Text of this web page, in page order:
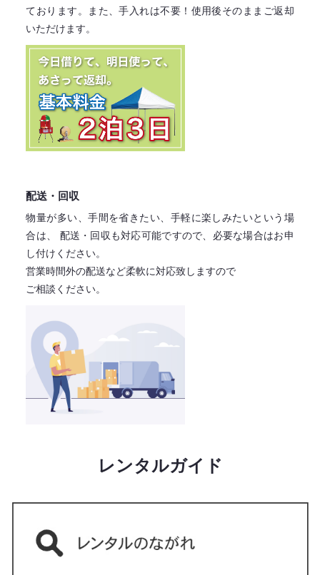
ております。
また、手入れは不要！ 使用後そのままご返却
いただけます。
配送・回収
物量が多い、手間を省きたい、手軽に楽しみたいという場
合は、
配送・回収も対応可能ですので、必要な場合はお申
し付けください。
営業時間外の配送など柔軟に対応致しますので
ご相談ください。
レンタルガイド